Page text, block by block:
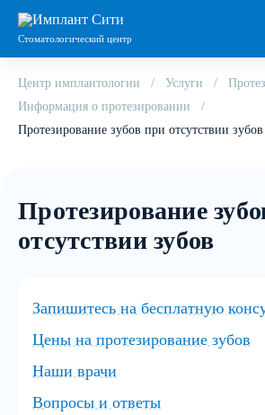
Стоматологический центр
Центр имплантологии Услуги
Информация о протезировании
Протезирование зубов при отсутствии зубов
Протезирование
отсутствии зубов
Запишитесь на бесплатную
Цены на протезирование зубов
Наши врачи
Вопросы и ответы